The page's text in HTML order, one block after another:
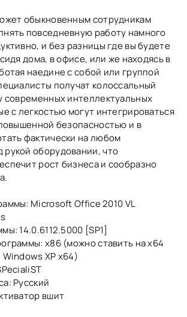
обыкновенным сотрудникам
повседневную работу намного
и без разницы где вы будете
дома, в офисе, или же находясь в
наедине с собой или группой
получат колоссальный
современных интеллектуальных
с легкостью могут интегрироваться
безопасностью и в
фактически на любом
оборудовании, что
рост бизнеса и сообразно
Microsoft Office 2010 VL
14.0.6112.5000 [SP1]
х86 (можно ставить на х64
XP x64)
Русский
вшит